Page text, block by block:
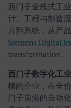
西门子全栈式工
计、工程与制造
片到系统，从产
Siemens Digital
transformation.
西门子数字化工业
模的企业，在全
门子前沿的自动